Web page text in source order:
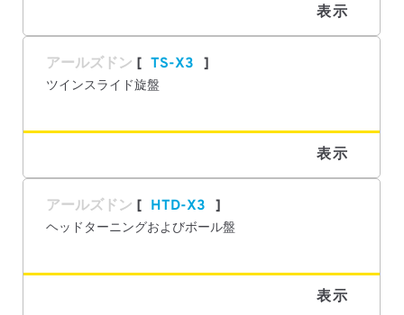
表示
アールズドン TS-X3
ツインスライド旋盤
表示
アールズドン HTD-X3
ヘッドターニングおよびボール盤
表示